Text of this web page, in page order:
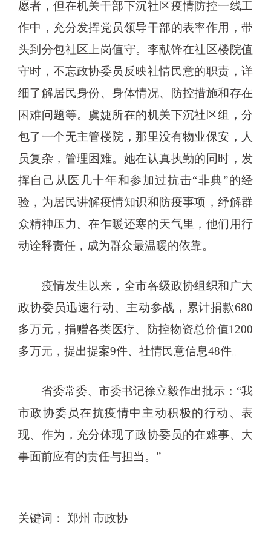
愿者，但在机关干部下沉社区疫情防控一线工
作中，充分发挥党员领导干部的表率作用，带
头到分包社区上岗值守。李献锋在社区楼院值
守时，不忘政协委员反映社情民意的职责，详
细了解居民身份、身体情况、防控措施和存在
困难问题等。虞婕所在的机关下沉社区组，分
包了一个无主管楼院，那里没有物业保安，人
员复杂，管理困难。她在认真执勤的同时，发
挥自己从医几十年和参加过抗击“非典”的经
验，为居民讲解疫情知识和防疫事项，纾解群
众精神压力。在乍暖还寒的天气里，他们用行
动诠释责任，成为群众最温暖的依靠。
疫情发生以来，全市各级政协组织和广大
政协委员迅速行动、主动参战，累计捐款680
多万元，捐赠各类医疗、防控物资总价值1200
多万元，提出提案9件、社情民意信息48件。
省委常委、市委书记徐立毅作出批示：“我
市政协委员在抗疫情中主动积极的行动、表
现、作为，充分体现了政协委员的在难事、大
事面前应有的责任与担当。”
关键词： 郑州 市政协